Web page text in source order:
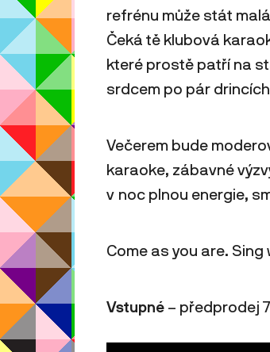
refrénu může stát
Čeká tě klubová
které prostě patří na
srdcem po pár
Večerem bude
karaoke, zábavné
v noc plnou energie,
Come as you are.
Vstupné – předprodej